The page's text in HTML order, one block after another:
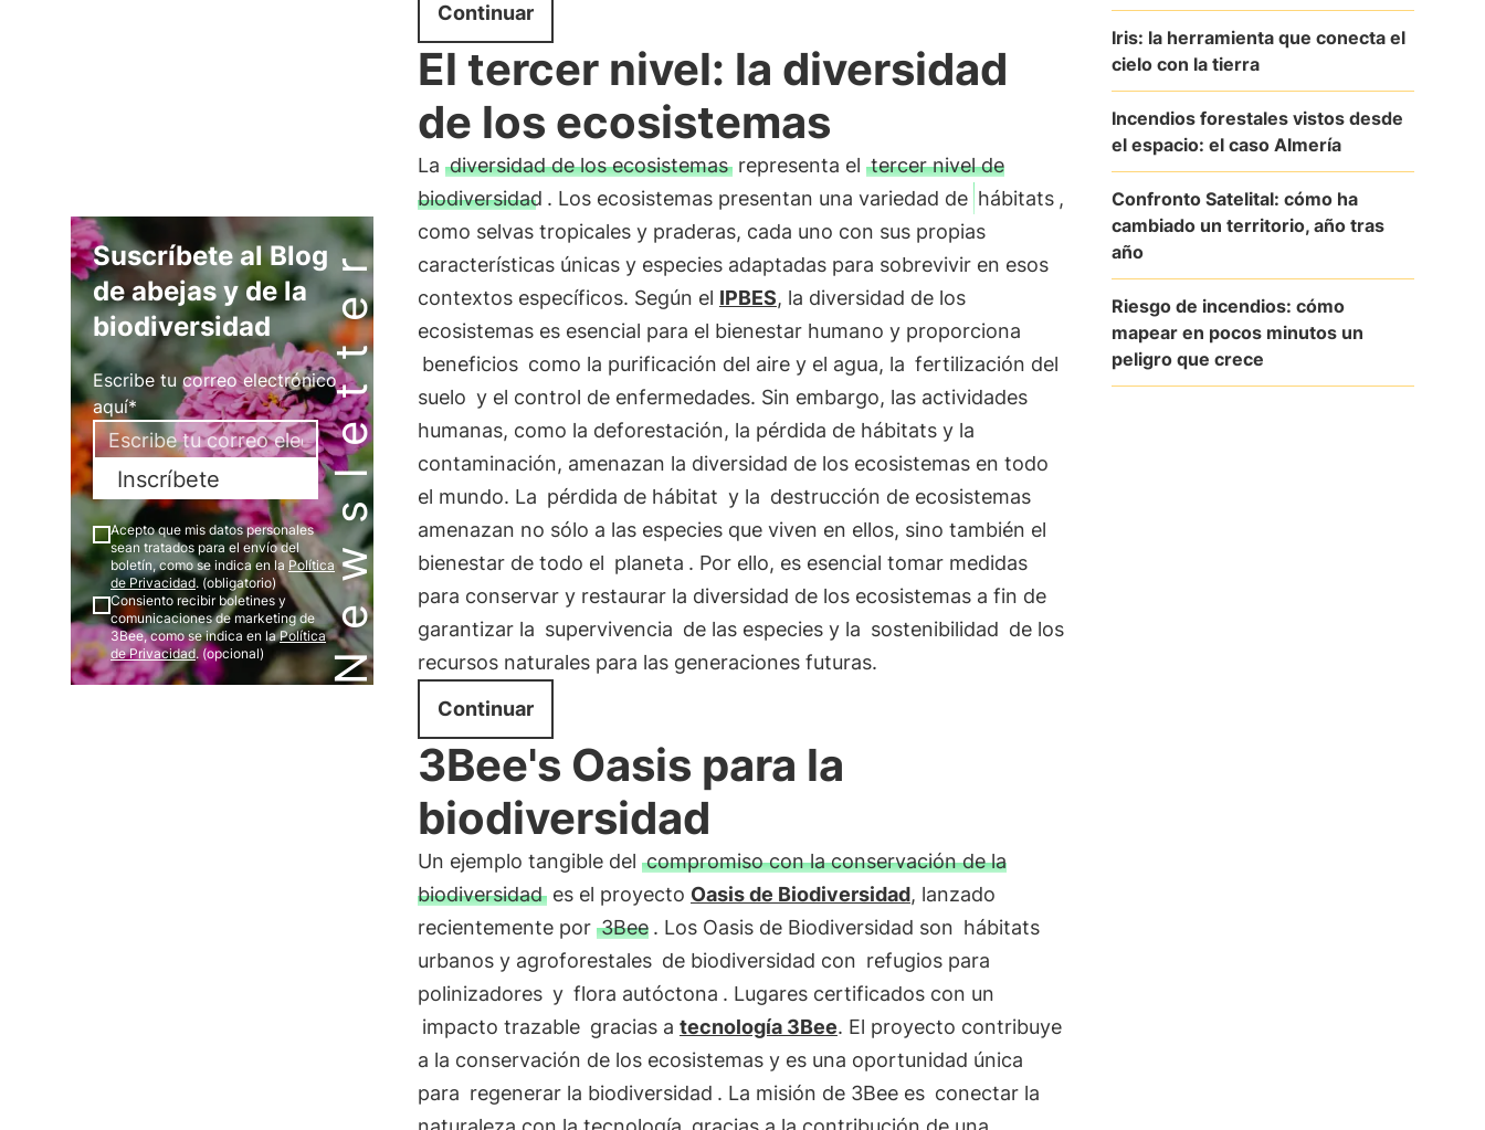
Newsletter
Suscríbete al Blog
de abejas y de la
biodiversidad
Escribe tu correo electrónico
aquí*
Inscríbete
Acepto que mis datos personales
sean tratados para el envío del
boletín, como se indica en la Política
de Privacidad. (obligatorio)
Consiento recibir boletines y
comunicaciones de marketing de
3Bee, como se indica en laPolítica
de Privacidad. (opcional)
Continuar
El tercer nivel: la diversidad
de los ecosistemas
La diversidad de los ecosistemasrepresenta el tercer nivel de
biodiversidad . Los ecosistemas presentan una variedad de hábitats ,
como selvas tropicales y praderas, cada uno con sus propias
características únicas y especies adaptadas para sobrevivir en esos
contextos específicos. Según el IPBES, la diversidad de los
ecosistemas es esencial para el bienestar humano y proporciona
beneficios como la purificación del aire y el agua, la fertilización del
suelo y el control de enfermedades. Sin embargo, las actividades
humanas, como la deforestación, la pérdida de hábitats y la
contaminación, amenazan la diversidad de los ecosistemas en todo
el mundo. La pérdida de hábitat y la destrucción de ecosistemas
amenazan no sólo a las especies que viven en ellos, sino también el
bienestar de todo el planeta . Por ello, es esencial tomar medidas
para conservar y restaurar la diversidad de los ecosistemas a fin de
garantizar la supervivencia de las especies y la sostenibilidad de los
recursos naturales para las generaciones futuras.
Continuar
3Bee's Oasis para la
biodiversidad
Un ejemplo tangible del compromiso con la conservación de la
biodiversidades el proyecto Oasis de Biodiversidad, lanzado
recientemente por 3Bee . Los Oasis de Biodiversidad son hábitats
urbanos y agroforestales de biodiversidad con refugios para
polinizadores y flora autóctona . Lugares certificados con un
impacto trazable gracias a tecnología 3Bee. El proyecto contribuye
a la conservación de los ecosistemas y es una oportunidad única
para regenerar la biodiversidad . La misión de 3Bee es conectar la
Iris: la herramienta que conecta el
cielo con la tierra
Incendios forestales vistos desde
el espacio: el caso Almería
Confronto Satelital: cómo ha
cambiado un territorio, año tras
año
Riesgo de incendios: cómo
mapear en pocos minutos un
peligro que crece